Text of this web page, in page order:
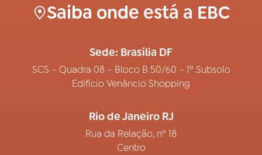
Saiba onde está a EBC
Sede: Brasília DF
SCS – Quadra 08 – Bloco B 50/60 – 1º Subsolo
Edifício Venâncio Shopping
Rio de Janeiro RJ
Rua da Relação, nº 18
Centro